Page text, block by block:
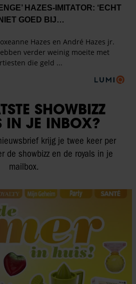
SHOWBIZZ
IN JE INBOX?
krijg je twee keer per
de showbizz en de royals in je
mailbox.